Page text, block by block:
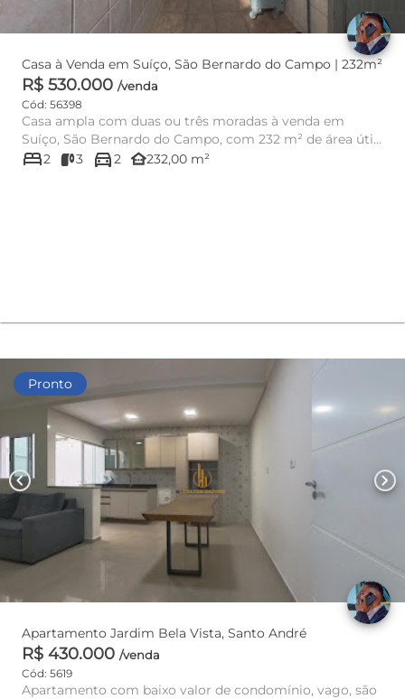
Casa à Venda em Suíço, São Bernardo do Campo | 232m²
R$ 530.000 /venda
Cód: 56398
Casa ampla com duas ou três moradas à venda em
Suíço, São Bernardo do Campo, com 232 m² de área útil,
possivel transfor...
bed2 3 directions_car2 other_houses232,00 m²
Pronto
chevron_left chevron_right
Apartamento Jardim Bela Vista, Santo André
R$ 430.000 /venda
Cód: 5619
Apartamento com baixo valor de condomínio, vago, são